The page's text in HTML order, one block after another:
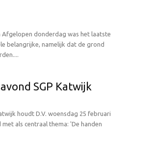
donderdag was het laatste
belangrijke, namelijk dat de grond
SGP Katwijk
houdt D.V. woensdag 25 februari
als centraal thema: 'De handen